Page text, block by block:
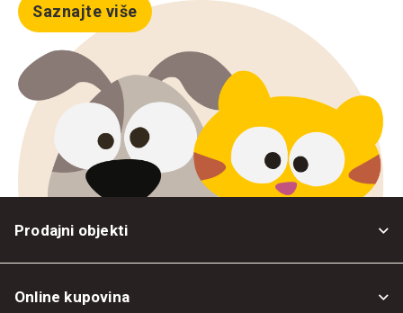
Saznajte više
Prodajni objekti
Online kupovina